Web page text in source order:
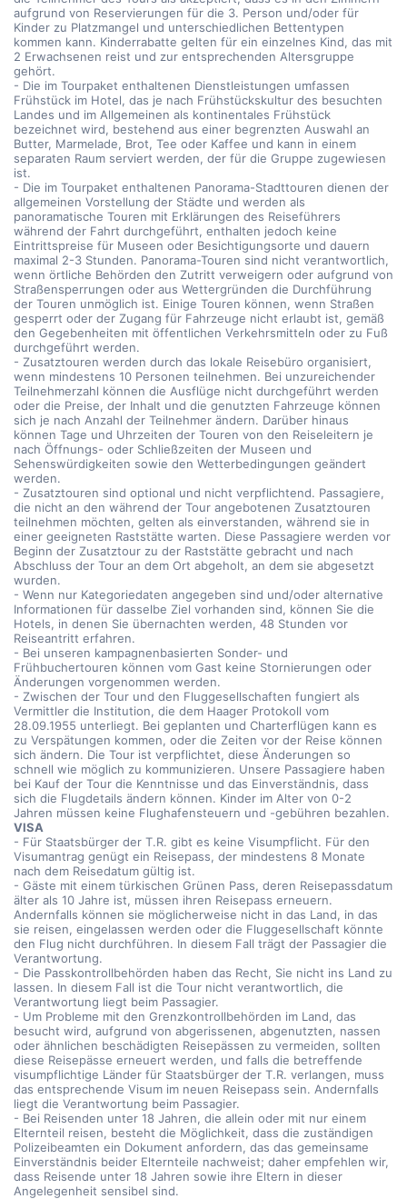
aufgrund von Reservierungen für die 3. Person und/oder für
Kinder zu Platzmangel und unterschiedlichen Bettentypen
kommen kann. Kinderrabatte gelten für ein einzelnes Kind, das mit
2 Erwachsenen reist und zur entsprechenden Altersgruppe
gehört.
- Die im Tourpaket enthaltenen Dienstleistungen umfassen
Frühstück im Hotel, das je nach Frühstückskultur des besuchten
Landes und im Allgemeinen als kontinentales Frühstück
bezeichnet wird, bestehend aus einer begrenzten Auswahl an
Butter, Marmelade, Brot, Tee oder Kaffee und kann in einem
separaten Raum serviert werden, der für die Gruppe zugewiesen
ist.
- Die im Tourpaket enthaltenen Panorama-Stadttouren dienen der
allgemeinen Vorstellung der Städte und werden als
panoramatische Touren mit Erklärungen des Reiseführers
während der Fahrt durchgeführt, enthalten jedoch keine
Eintrittspreise für Museen oder Besichtigungsorte und dauern
maximal 2-3 Stunden. Panorama-Touren sind nicht verantwortlich,
wenn örtliche Behörden den Zutritt verweigern oder aufgrund von
Straßensperrungen oder aus Wettergründen die Durchführung
der Touren unmöglich ist. Einige Touren können, wenn Straßen
gesperrt oder der Zugang für Fahrzeuge nicht erlaubt ist, gemäß
den Gegebenheiten mit öffentlichen Verkehrsmitteln oder zu Fuß
durchgeführt werden.
- Zusatztouren werden durch das lokale Reisebüro organisiert,
wenn mindestens 10 Personen teilnehmen. Bei unzureichender
Teilnehmerzahl können die Ausflüge nicht durchgeführt werden
oder die Preise, der Inhalt und die genutzten Fahrzeuge können
sich je nach Anzahl der Teilnehmer ändern. Darüber hinaus
können Tage und Uhrzeiten der Touren von den Reiseleitern je
nach Öffnungs- oder Schließzeiten der Museen und
Sehenswürdigkeiten sowie den Wetterbedingungen geändert
werden.
- Zusatztouren sind optional und nicht verpflichtend. Passagiere,
die nicht an den während der Tour angebotenen Zusatztouren
teilnehmen möchten, gelten als einverstanden, während sie in
einer geeigneten Raststätte warten. Diese Passagiere werden vor
Beginn der Zusatztour zu der Raststätte gebracht und nach
Abschluss der Tour an dem Ort abgeholt, an dem sie abgesetzt
wurden.
- Wenn nur Kategoriedaten angegeben sind und/oder alternative
Informationen für dasselbe Ziel vorhanden sind, können Sie die
Hotels, in denen Sie übernachten werden, 48 Stunden vor
Reiseantritt erfahren.
- Bei unseren kampagnenbasierten Sonder- und
Frühbuchertouren können vom Gast keine Stornierungen oder
Änderungen vorgenommen werden.
- Zwischen der Tour und den Fluggesellschaften fungiert als
Vermittler die Institution, die dem Haager Protokoll vom
28.09.1955 unterliegt. Bei geplanten und Charterflügen kann es
zu Verspätungen kommen, oder die Zeiten vor der Reise können
sich ändern. Die Tour ist verpflichtet, diese Änderungen so
schnell wie möglich zu kommunizieren. Unsere Passagiere haben
bei Kauf der Tour die Kenntnisse und das Einverständnis, dass
sich die Flugdetails ändern können. Kinder im Alter von 0-2
Jahren müssen keine Flughafensteuern und -gebühren bezahlen.
VISA
- Für Staatsbürger der T.R. gibt es keine Visumpflicht. Für den
Visumantrag genügt ein Reisepass, der mindestens 8 Monate
nach dem Reisedatum gültig ist.
- Gäste mit einem türkischen Grünen Pass, deren Reisepassdatum
älter als 10 Jahre ist, müssen ihren Reisepass erneuern.
Andernfalls können sie möglicherweise nicht in das Land, in das
sie reisen, eingelassen werden oder die Fluggesellschaft könnte
den Flug nicht durchführen. In diesem Fall trägt der Passagier die
Verantwortung.
- Die Passkontrollbehörden haben das Recht, Sie nicht ins Land zu
lassen. In diesem Fall ist die Tour nicht verantwortlich, die
Verantwortung liegt beim Passagier.
- Um Probleme mit den Grenzkontrollbehörden im Land, das
besucht wird, aufgrund von abgerissenen, abgenutzten, nassen
oder ähnlichen beschädigten Reisepässen zu vermeiden, sollten
diese Reisepässe erneuert werden, und falls die betreffende
visumpflichtige Länder für Staatsbürger der T.R. verlangen, muss
das entsprechende Visum im neuen Reisepass sein. Andernfalls
liegt die Verantwortung beim Passagier.
- Bei Reisenden unter 18 Jahren, die allein oder mit nur einem
Elternteil reisen, besteht die Möglichkeit, dass die zuständigen
Polizeibeamten ein Dokument anfordern, das das gemeinsame
Einverständnis beider Elternteile nachweist; daher empfehlen wir,
dass Reisende unter 18 Jahren sowie ihre Eltern in dieser
Angelegenheit sensibel sind.